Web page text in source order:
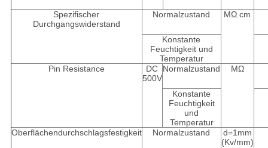
Spezifischer
Durchgangswiderstand
Normalzustand MΩ.cm
Konstante
Feuchtigkeit und
Temperatur
Pin Resistance
DC
500V
Normalzustand MΩ
Konstante
Feuchtigkeit
und
Temperatur
Oberflächendurchschlagsfestigkeit
Normalzustand
d=1mm
(Kv/mm)